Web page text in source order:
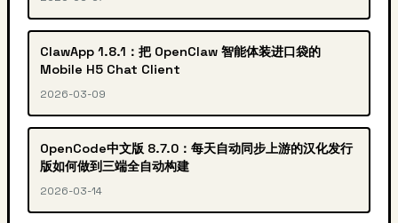
ClawApp 1.8.1：把 OpenClaw 智能体装进口袋的
Mobile H5 Chat Client
2026-03-09
OpenCode中文版 8.7.0：每天自动同步上游的汉化发行
版如何做到三端全自动构建
2026-03-14